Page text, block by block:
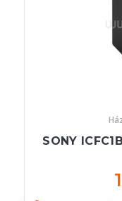
SONY